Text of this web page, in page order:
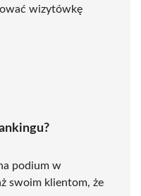
wizytówkę
podium w
swoim klientom, że